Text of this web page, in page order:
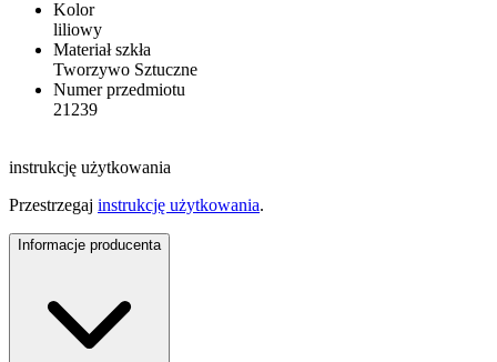
Kolor
liliowy
Materiał szkła
Tworzywo Sztuczne
Numer przedmiotu
21239
instrukcję użytkowania
Przestrzegaj instrukcję użytkowania.
Informacje producenta